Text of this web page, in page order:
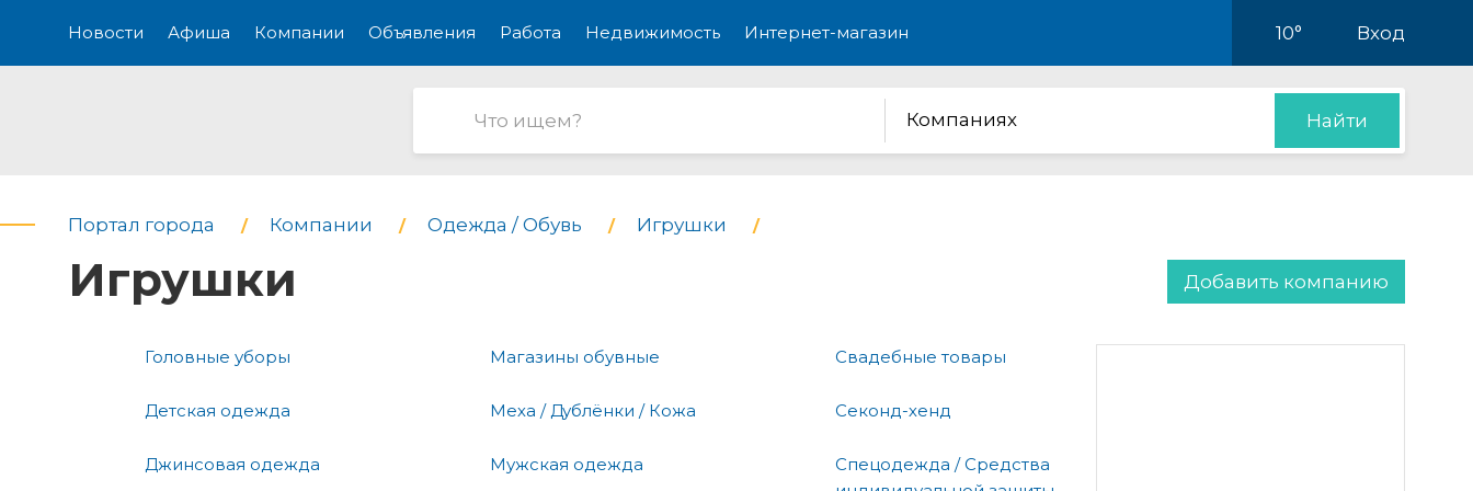
Новости Афиша Компании Объявления Работа Недвижимость Интернет-магазин 10° Вход
Компаниях Найти
Портал города Компании Одежда / Обувь Игрушки
Игрушки Добавить компанию
Головные уборы
Детская одежда
Джинсовая одежда
Магазины обувные
Меха / Дублёнки / Кожа
Мужская одежда
Свадебные товары
Секонд-хенд
Спецодежда / Средства